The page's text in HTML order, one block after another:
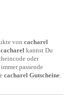
von cacharel
cacharelkannst Du
oder
passende
cacharel Gutscheine.